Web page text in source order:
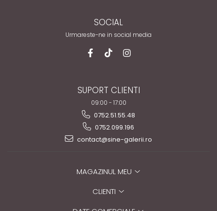
SOCIAL
Urmareste-ne in social media
SUPORT CLIENTI
09:00 - 17:00
0752.51.55.48
0752.099.196
contact@sine-galerii.ro
MAGAZINUL MEU
CLIENTI